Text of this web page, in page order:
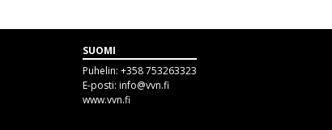
SUOMI
Puhelin: +358 753263323
E-posti: info@vvn.fi
www.vvn.fi